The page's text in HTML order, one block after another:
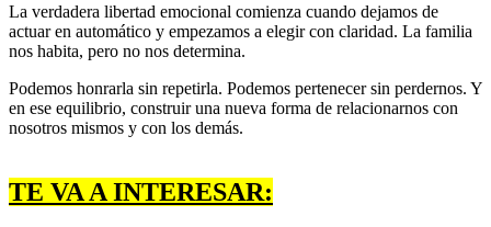
La verdadera libertad emocional comienza cuando dejamos de
actuar en automático y empezamos a elegir con claridad. La familia
nos habita, pero no nos determina.
Podemos honrarla sin repetirla. Podemos pertenecer sin perdernos. Y
en ese equilibrio, construir una nueva forma de relacionarnos con
nosotros mismos y con los demás.
TE VA A INTERESAR: